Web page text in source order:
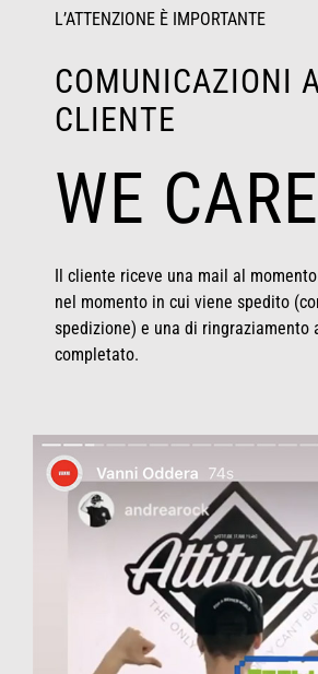
L’ATTENZIONE È IMPORTANTE
COMUNICAZIONI
CLIENTE
WE CARE
Il cliente riceve una mail al momento
nel momento in cui viene spedito
spedizione) e una di ringraziamento
completato.